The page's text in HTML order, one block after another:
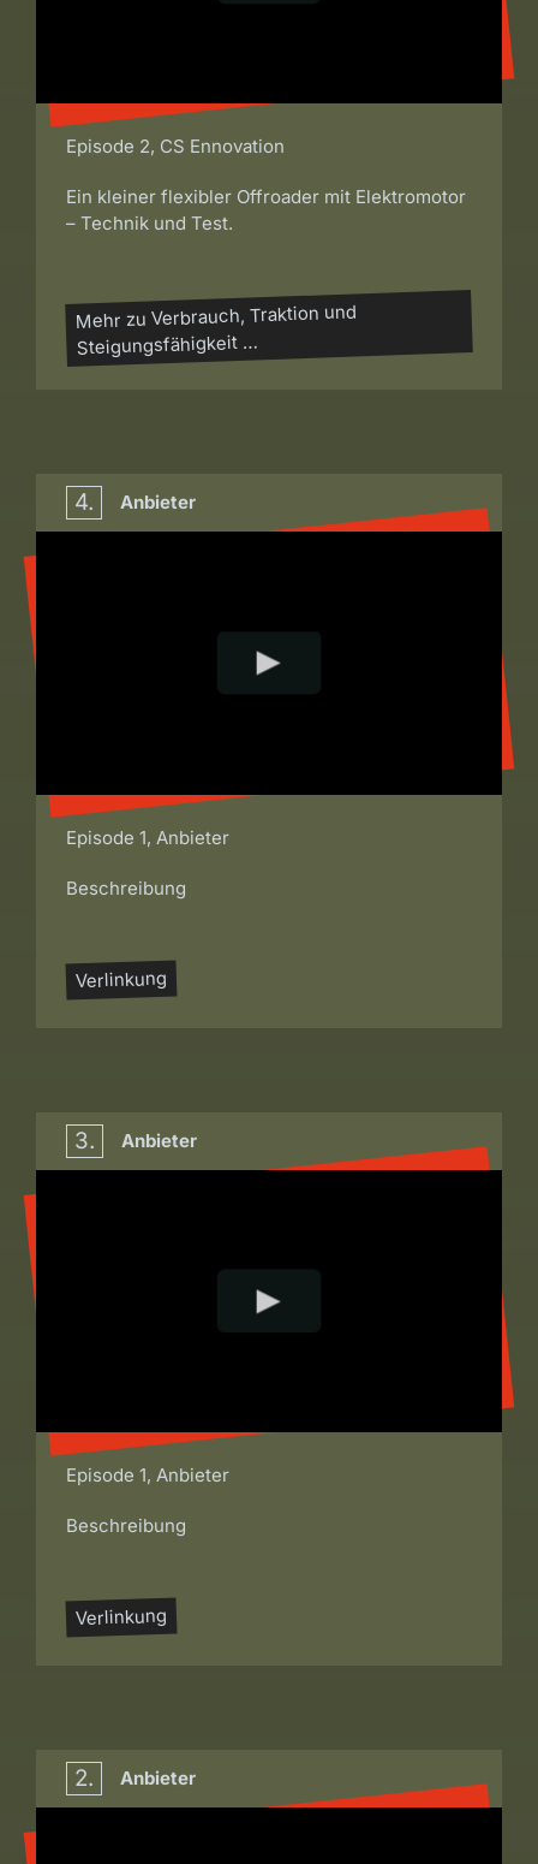
Episode 2, CS Ennovation
Ein kleiner flexibler Offroader mit Elektromotor
– Technik und Test.
Mehr zu Verbrauch, Traktion und
Steigungsfähigkeit …
4. Anbieter
Episode 1, Anbieter
Beschreibung
Verlinkung
3. Anbieter
Episode 1, Anbieter
Beschreibung
Verlinkung
2. Anbieter